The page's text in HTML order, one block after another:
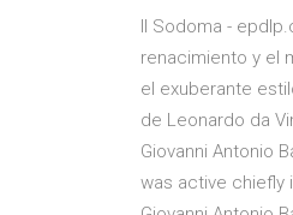
Il Sodoma -
renacimiento y el
el exuberante
de Leonardo da
Giovanni Antonio
was active chiefly